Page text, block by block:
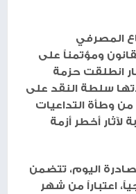
المصرفي
ومؤتمناً على
انطلقت حزمة
سلطة النقد على
وطأة التداعيات
لآثار أخطر أزمة
اليوم، تتضمن
اعتباراً من شهر